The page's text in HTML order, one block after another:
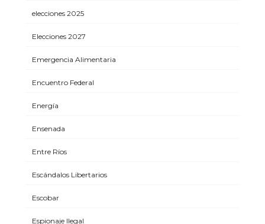
elecciones 2025
Elecciones 2027
Emergencia Alimentaria
Encuentro Federal
Energía
Ensenada
Entre Ríos
Escándalos Libertarios
Escobar
Espionaje Ilegal